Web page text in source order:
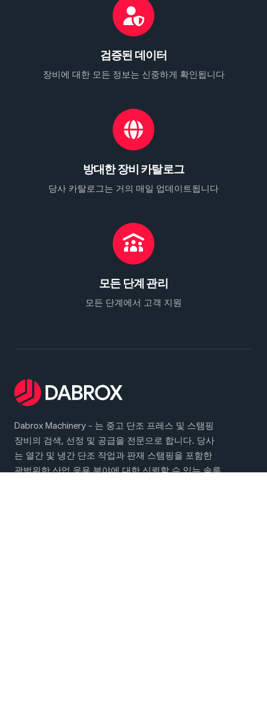
검증된 데이터
장비에 대한 모든 정보는 신중하게 확인됩니다
방대한 장비 카탈로그
당사 카탈로그는 거의 매일 업데이트됩니다
모든 단계 관리
모든 단계에서 고객 지원
Dabrox Machinery - 는 중고 단조 프레스 및 스탬핑
장비의 검색, 선정 및 공급을 전문으로 합니다. 당사
는 열간 및 냉간 단조 작업과 판재 스탬핑을 포함한
광범위한 산업 응용 분야에 대한 신뢰할 수 있는 솔루